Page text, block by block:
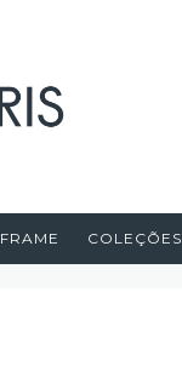
FRAME COLEÇÕES